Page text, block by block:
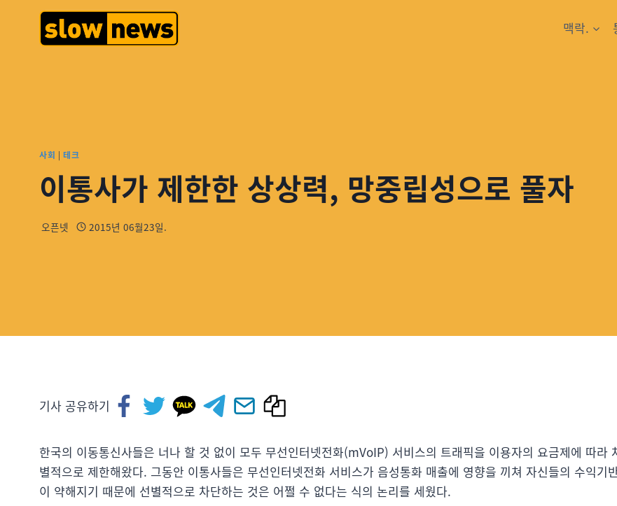
맥락.
사회 | 테크
이통사가 제한한 상상력, 망중립성으로 풀자
오픈넷 2015년 06월23일.
기사 공유하기
한국의 이동통신사들은 너나 할 것 없이 모두 무선인터넷전화(mVoIP) 서비스의 트래픽을 이용자의 요금제에 따라
별적으로 제한해왔다. 그동안 이통사들은 무선인터넷전화 서비스가 음성통화 매출에 영향을 끼쳐 자신들의 수익기
이 약해지기 때문에 선별적으로 차단하는 것은 어쩔 수 없다는 식의 논리를 세웠다.